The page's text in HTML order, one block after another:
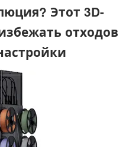
Этот 3D-
отходов